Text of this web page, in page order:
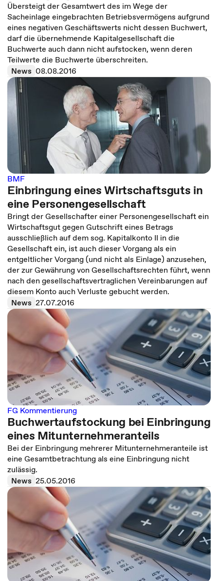
Übersteigt der Gesamtwert des im Wege der
Sacheinlage eingebrachten Betriebsvermögens aufgrund
eines negativen Geschäftswerts nicht dessen Buchwert,
darf die übernehmende Kapitalgesellschaft die
Buchwerte auch dann nicht aufstocken, wenn deren
Teilwerte die Buchwerte überschreiten.
News 08.08.2016
BMF
Einbringung eines Wirtschaftsguts in
eine Personengesellschaft
Bringt der Gesellschafter einer Personengesellschaft ein
Wirtschaftsgut gegen Gutschrift eines Betrags
ausschließlich auf dem sog. Kapitalkonto II in die
Gesellschaft ein, ist auch dieser Vorgang als ein
entgeltlicher Vorgang (und nicht als Einlage) anzusehen,
der zur Gewährung von Gesellschaftsrechten führt, wenn
nach den gesellschaftsvertraglichen Vereinbarungen auf
diesem Konto auch Verluste gebucht werden.
News 27.07.2016
FG Kommentierung
Buchwertaufstockung bei Einbringung
eines Mitunternehmeranteils
Bei der Einbringung mehrerer Mitunternehmeranteile ist
eine Gesamtbetrachtung als eine Einbringung nicht
zulässig.
News 25.05.2016